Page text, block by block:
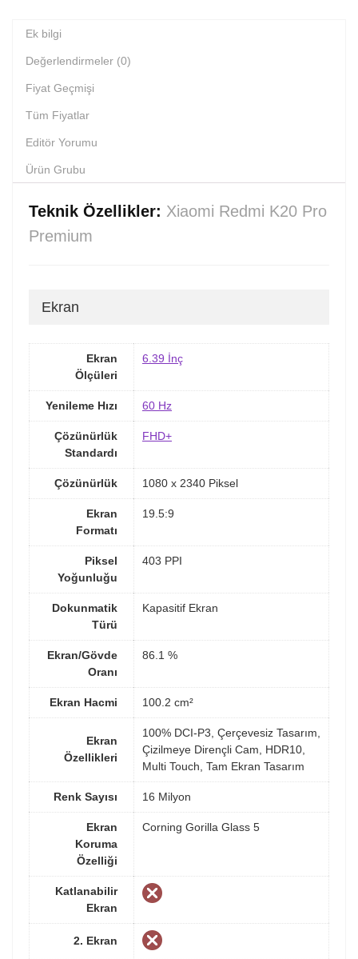
Ek bilgi
Değerlendirmeler (0)
Fiyat Geçmişi
Tüm Fiyatlar
Editör Yorumu
Ürün Grubu
Teknik Özellikler: Xiaomi Redmi K20 Pro
Premium
Ekran
Ekran
Ölçüleri
6.39 İnç
Yenileme Hızı 60 Hz
Çözünürlük
Standardı
FHD+
Çözünürlük 1080 x 2340 Piksel
Ekran
Formatı
19.5:9
Piksel
Yoğunluğu
403 PPI
Dokunmatik
Türü
Kapasitif Ekran
Ekran/Gövde
Oranı
86.1 %
Ekran Hacmi 100.2 cm²
Ekran
Özellikleri
100% DCI-P3, Çerçevesiz Tasarım,
Çizilmeye Dirençli Cam, HDR10,
Multi Touch, Tam Ekran Tasarım
Renk Sayısı 16 Milyon
Ekran
Koruma
Özelliği
Corning Gorilla Glass 5
Katlanabilir
Ekran
2. Ekran